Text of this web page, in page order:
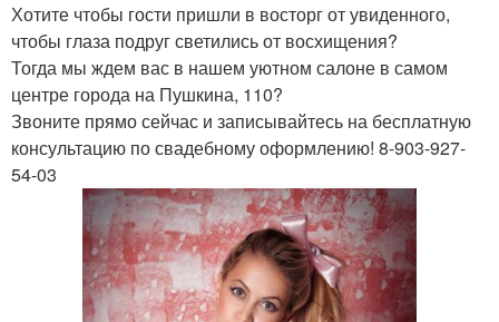
Хотите чтобы гости пришли в восторг от увиденного,
чтобы глаза подруг светились от восхищения?
Тогда мы ждем вас в нашем уютном салоне в самом
центре города на Пушкина, 110?
Звоните прямо сейчас и записывайтесь на бесплатную
консультацию по свадебному оформлению! 8-903-927-
54-03